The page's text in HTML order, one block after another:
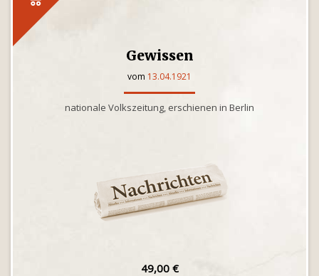
Gewissen
vom 13.04.1921
nationale Volkszeitung, erschienen in Berlin
49,00 €